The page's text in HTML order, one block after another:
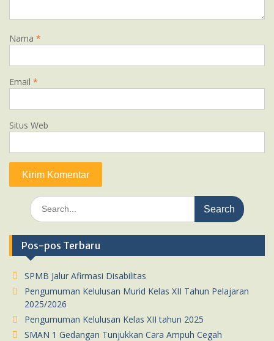
Nama *
Email *
Situs Web
Search
for:
Pos-pos Terbaru
SPMB Jalur Afirmasi Disabilitas
Pengumuman Kelulusan Murid Kelas XII Tahun Pelajaran
2025/2026
Pengumuman Kelulusan Kelas XII tahun 2025
SMAN 1 Gedangan Tunjukkan Cara Ampuh Cegah